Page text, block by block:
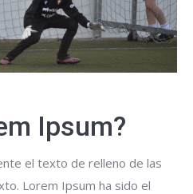
Ipsum?
el texto de relleno de las
Lorem Ipsum ha sido el